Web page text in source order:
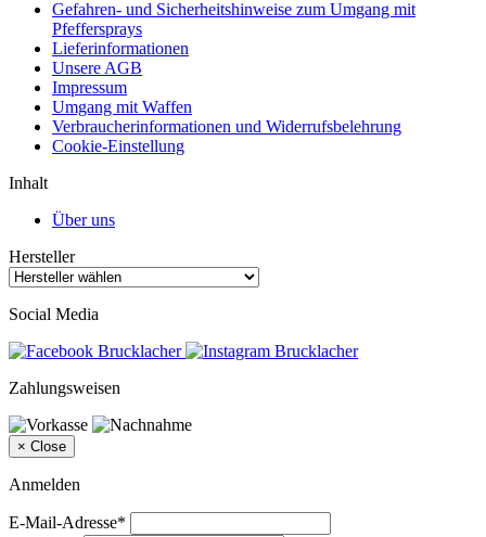
Gefahren- und Sicherheitshinweise zum Umgang mit
Pfeffersprays
Lieferinformationen
Unsere AGB
Impressum
Umgang mit Waffen
Verbraucherinformationen und Widerrufsbelehrung
Cookie-Einstellung
Inhalt
Über uns
Hersteller
Social Media
Zahlungsweisen
× Close
Anmelden
E-Mail-Adresse*